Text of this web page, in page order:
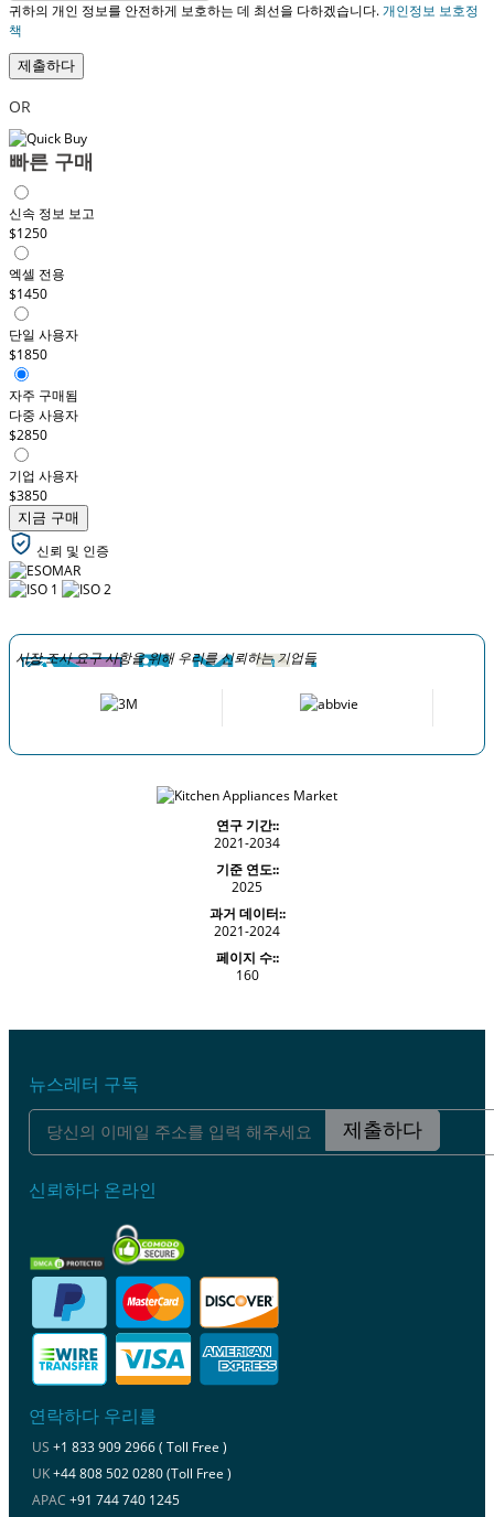
귀하의 개인 정보를 안전하게 보호하는 데 최선을 다하겠습니다.개인정보 보호정
책
제출하다
OR
빠른 구매
신속 정보 보고
$1250
엑셀 전용
$1450
단일 사용자
$1850
자주 구매됨
다중 사용자
$2850
기업 사용자
$3850
지금 구매
신뢰 및 인증
시장 조사 요구 사항을 위해 우리를 신뢰하는 기업들
연구 기간::
2021-2034
기준 연도::
2025
과거 데이터::
2021-2024
페이지 수::
160
뉴스레터 구독
제출하다
신뢰하다 온라인
연락하다 우리를
US +1 833 909 2966 ( Toll Free )
UK+44 808 502 0280 (Toll Free )
APAC +91 744 740 1245